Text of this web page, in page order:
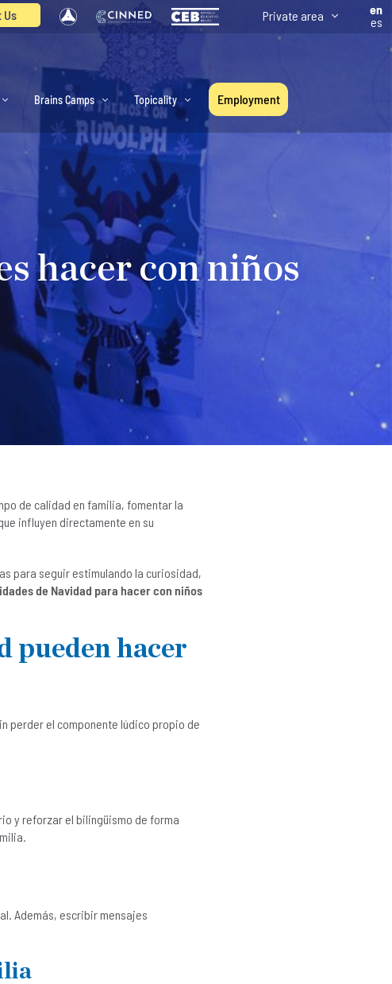
Us Private area
en
es
Brains Camps Topicality Employment
hacer con niños
de calidad en familia, fomentar la
influyen directamente en su
para seguir estimulando la curiosidad,
de Navidad para hacer con niños
pueden hacer
perder el componente lúdico propio de
y reforzar el bilingüismo de forma
Además, escribir mensajes